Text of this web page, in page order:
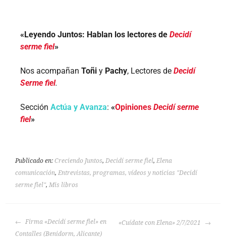
«Leyendo Juntos: Hablan los lectores deDecidí
serme fiel»
Nos acompañanToñi y Pachy, Lectores deDecidí
Serme fiel.
SecciónActúa y Avanza:«OpinionesDecidí serme
fiel»
Publicado en:Creciendo Juntos,Decidí serme fiel,Elena
comunicación,Entrevistas, programas, vídeos y noticias "Decidí
serme fiel",Mis libros
Firma «Decidí serme fiel» en
Contalles (Benidorm, Alicante)
«Cuídate con Elena» 2/7/2021